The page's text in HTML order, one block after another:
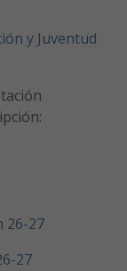
y Juventud
26-27
27